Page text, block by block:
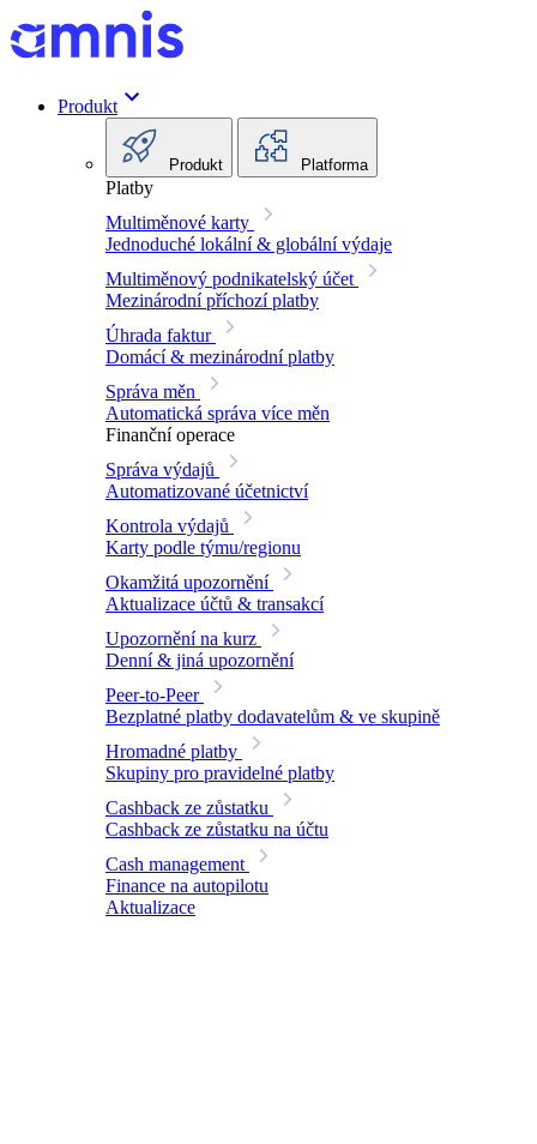
Produkt
Produkt Platforma
Platby
Multiměnové karty
Jednoduché lokální & globální výdaje
Multiměnový podnikatelský účet
Mezinárodní příchozí platby
Úhrada faktur
Domácí & mezinárodní platby
Správa měn
Automatická správa více měn
Finanční operace
Správa výdajů
Automatizované účetnictví
Kontrola výdajů
Karty podle týmu/regionu
Okamžitá upozornění
Aktualizace účtů & transakcí
Upozornění na kurz
Denní & jiná upozornění
Peer-to-Peer
Bezplatné platby dodavatelům & ve skupině
Hromadné platby
Skupiny pro pravidelné platby
Cashback ze zůstatku
Cashback ze zůstatku na účtu
Cash management
Finance na autopilotu
Aktualizace